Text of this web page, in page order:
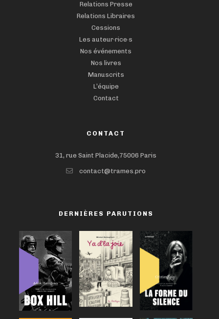
Relations Presse
Relations Libraires
Cessions
Les auteur·rice·s
Nos événements
Nos livres
Manuscrits
L’équipe
Contact
CONTACT
31, rue Saint Placide,75006 Paris
contact@trames.pro
DERNIÈRES PARUTIONS